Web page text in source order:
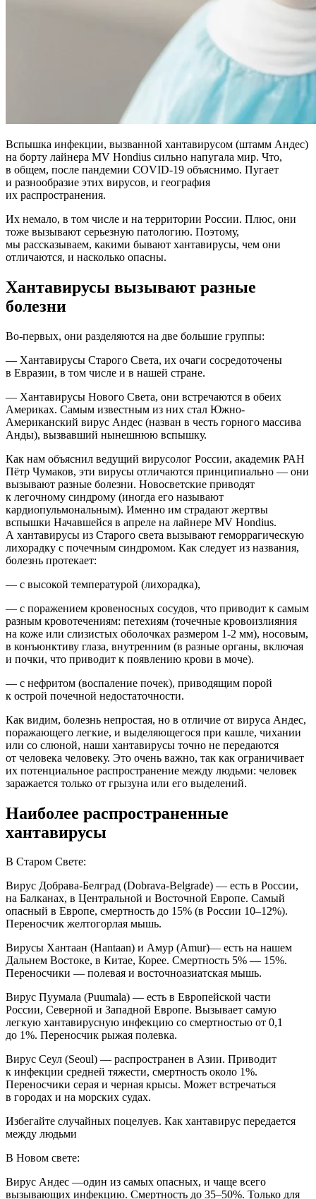
Вспышка инфекции, вызванной хантавирусом (штамм Андес)
на борту лайнера MV Hondius сильно напугала мир. Что,
в общем, после пандемии COVID-19 объяснимо. Пугает
и разнообразие этих вирусов, и география
их распространения.
Их немало, в том числе и на территории России. Плюс, они
тоже вызывают серьезную патологию. Поэтому,
мы рассказываем, какими бывают хантавирусы, чем они
отличаются, и насколько опасны.
Хантавирусы вызывают разные
болезни
Во-первых, они разделяются на две большие группы:
— Хантавирусы Старого Света, их очаги сосредоточены
в Евразии, в том числе и в нашей стране.
— Хантавирусы Нового Света, они встречаются в обеих
Америках. Самым известным из них стал Южно-
Американский вирус Андес (назван в честь горного массива
Анды), вызвавший нынешнюю вспышку.
Как нам объяснил ведущий вирусолог России, академик РАН
Пётр Чумаков, эти вирусы отличаются принципиально — они
вызывают разные болезни. Новосветские приводят
к легочному синдрому (иногда его называют
кардиопульмональным). Именно им страдают жертвы
вспышки Начавшейся в апреле на лайнере MV Hondius.
А хантавирусы из Старого света вызывают геморрагическую
лихорадку с почечным синдромом. Как следует из названия,
болезнь протекает:
— с высокой температурой (лихорадка),
— с поражением кровеносных сосудов, что приводит к самым
разным кровотечениям: петехиям (точечные кровоизлияния
на коже или слизистых оболочках размером 1-2 мм), носовым,
в конъюнктиву глаза, внутренним (в разные органы, включая
и почки, что приводит к появлению крови в моче).
— с нефритом (воспаление почек), приводящим порой
к острой почечной недостаточности.
Как видим, болезнь непростая, но в отличие от вируса Андес,
поражающего легкие, и выделяющегося при кашле, чихании
или со слюной, наши хантавирусы точно не передаются
от человека человеку. Это очень важно, так как ограничивает
их потенциальное распространение между людьми: человек
заражается только от грызуна или его выделений.
Наиболее распространенные
хантавирусы
В Старом Свете:
Вирус Добрава-Белград (Dobrava-Belgrade) — есть в России,
на Балканах, в Центральной и Восточной Европе. Самый
опасный в Европе, смертность до 15% (в России 10–12%).
Переносчик желтогорлая мышь.
Вирусы Хантаан (Hantaan) и Амур (Amur)— есть на нашем
Дальнем Востоке, в Китае, Корее. Смертность 5% — 15%.
Переносчики — полевая и восточноазиатская мышь.
Вирус Пуумала (Puumala) — есть в Европейской части
России, Северной и Западной Европе. Вызывает самую
легкую хантавирусную инфекцию со смертностью от 0,1
до 1%. Переносчик рыжая полевка.
Вирус Сеул (Seoul) — распространен в Азии. Приводит
к инфекции средней тяжести, смертность около 1%.
Переносчики серая и черная крысы. Может встречаться
в городах и на морских судах.
Избегайте случайных поцелуев. Как хантавирус передается
между людьми
В Новом свете:
Вирус Андес —один из самых опасных, и чаще всего
вызывающих инфекцию. Смертность до 35–50%. Только для